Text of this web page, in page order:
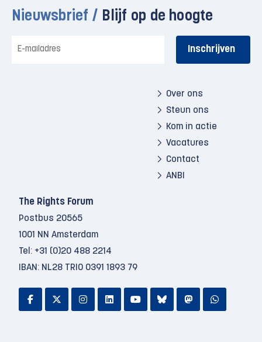
Nieuwsbrief / Blijf op de hoogte
mailadres
Over ons
Steun ons
Kom in actie
Vacatures
Contact
ANBI
The Rights Forum
Postbus 20565
1001 NN Amsterdam
Tel: +31 (0)20 488 2214
IBAN: NL28 TRIO 0391 1893 79